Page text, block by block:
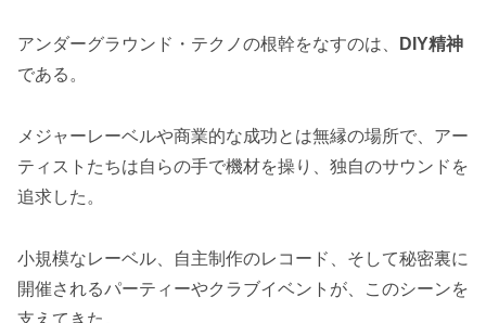
アンダーグラウンド・テクノの根幹をなすのは、
DIY精神
である。
メジャーレーベルや商業的な成功とは無縁の場所で、アー
ティストたちは自らの手で機材を操り、独自のサウンドを
追求した。
小規模なレーベル、自主制作のレコード、そして秘密裏に
開催されるパーティーやクラブイベントが、このシーンを
支えてきた。